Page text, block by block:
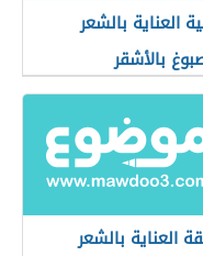
العناية بالشعر
بالأشقر
العناية بالشعر